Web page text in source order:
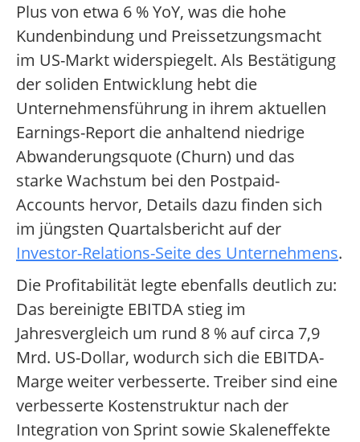
Plus von etwa 6 % YoY, was die hohe
Kundenbindung und Preissetzungsmacht
im US-Markt widerspiegelt. Als Bestätigung
der soliden Entwicklung hebt die
Unternehmensführung in ihrem aktuellen
Earnings-Report die anhaltend niedrige
Abwanderungsquote (Churn) und das
starke Wachstum bei den Postpaid-
Accounts hervor, Details dazu finden sich
im jüngsten Quartalsbericht auf der
Investor-Relations-Seite des Unternehmens.
Die Profitabilität legte ebenfalls deutlich zu:
Das bereinigte EBITDA stieg im
Jahresvergleich um rund 8 % auf circa 7,9
Mrd. US-Dollar, wodurch sich die EBITDA-
Marge weiter verbesserte. Treiber sind eine
verbesserte Kostenstruktur nach der
Integration von Sprint sowie Skaleneffekte